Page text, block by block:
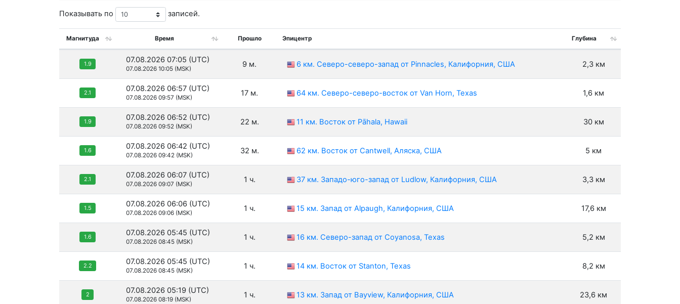
Показывать по записей.
Магнитуда Время Прошло Эпицентр Глубина
1.9 07.08.2026 07:05 (UTC)
07.08.2026 10:05 (MSK) 9 м. 6 км. Северо-северо-запад от Pinnacles, Калифорния, США 2,3 км
2.1 07.08.2026 06:57 (UTC)
07.08.2026 09:57 (MSK) 17 м. 64 км. Северо-северо-восток от Van Horn, Texas 1,6 км
1.9 07.08.2026 06:52 (UTC)
07.08.2026 09:52 (MSK) 22 м. 11 км. Восток от Pāhala, Hawaii 30 км
1.6 07.08.2026 06:42 (UTC)
07.08.2026 09:42 (MSK) 32 м. 62 км. Восток от Cantwell, Аляска, США 5 км
2.1 07.08.2026 06:07 (UTC)
07.08.2026 09:07 (MSK) 1 ч. 37 км. Западо-юго-запад от Ludlow, Калифорния, США 3,3 км
1.5 07.08.2026 06:06 (UTC)
07.08.2026 09:06 (MSK) 1 ч. 15 км. Запад от Alpaugh, Калифорния, США 17,6 км
1.6 07.08.2026 05:45 (UTC)
07.08.2026 08:45 (MSK) 1 ч. 16 км. Северо-запад от Coyanosa, Texas 5,2 км
2.2 07.08.2026 05:45 (UTC)
07.08.2026 08:45 (MSK) 1 ч. 14 км. Восток от Stanton, Texas 8,2 км
2 07.08.2026 05:19 (UTC)
07.08.2026 08:19 (MSK) 1 ч. 13 км. Запад от Bayview, Калифорния, США 23,6 км